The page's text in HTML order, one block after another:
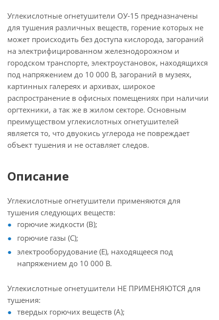
Углекислотные огнетушители ОУ-15 предназначены
для тушения различных веществ, горение которых не
может происходить без доступа кислорода, загораний
на электрифицированном железнодорожном и
городском транспорте, электроустановок, находящихся
под напряжением до 10 000 В, загораний в музеях,
картинных галереях и архивах, широкое
распространение в офисных помещениях при наличии
оргтехники, а так же в жилом секторе. Основным
преимуществом углекислотных огнетушителей
является то, что двуокись углерода не повреждает
объект тушения и не оставляет следов.
Описание
Углекислотные огнетушители применяются для
тушения следующих веществ:
горючие жидкости (В);
горючие газы (С);
электрооборудование (Е), находящееся под
напряжением до 10 000 В.
Углекислотные огнетушители НЕ ПРИМЕНЯЮТСЯ для
тушения:
твердых горючих веществ (А);